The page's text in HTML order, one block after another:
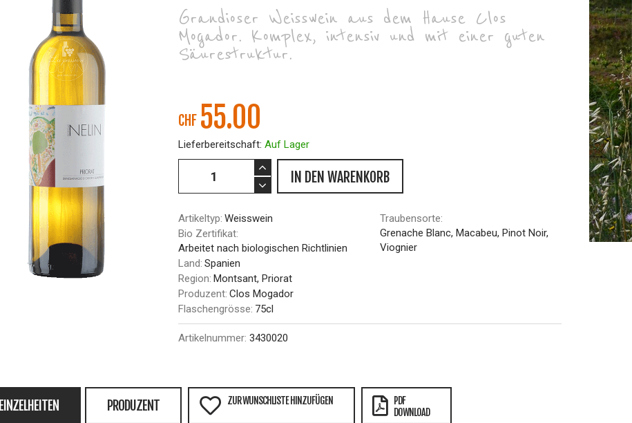
Grandioser Weisswein aus dem Hause Clos
Mogador. Komplex, intensiv und mit einer guten
Säurestruktur.
CHF 55.00
Lieferbereitschaft: Auf Lager
IN DEN WARENKORB
Artikeltyp: Weisswein
Bio Zertifikat:
Arbeitet nach biologischen Richtlinien
Land: Spanien
Region: Montsant, Priorat
Produzent: Clos Mogador
Flaschengrösse: 75cl
Traubensorte:
Grenache Blanc, Macabeu, Pinot Noir,
Viognier
Artikelnummer: 3430020
EINZELHEITEN PRODUZENT ZUR WUNSCHLISTE HINZUFÜGEN
PDF
DOWNLOAD